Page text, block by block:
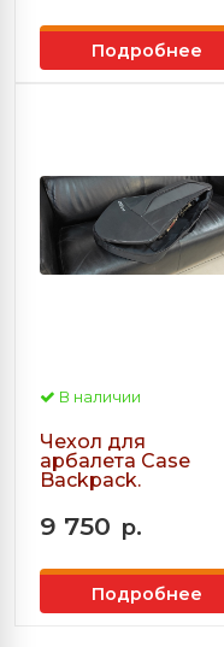
Подробнее
В наличии
Чехол для
арбалета Case
Backpack.
9 750 р.
Подробнее